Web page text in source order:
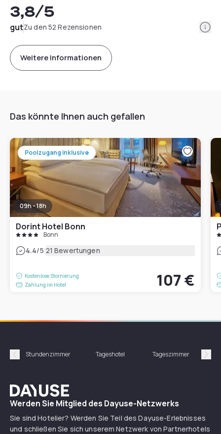
3,8/5
gutZu den 52 Rezensionen
Weitere Informationen
Das könnte Ihnen auch gefallen
Poolzugang inklusive
09h - 18h
Dorint Hotel Bonn
Bonn
4.4/5|21 Bewertungen
Kostenlose Stornierung
Zahlung im Hotel
107 €
Précédent
Stundenzimmer Tageshotel Tageszimmer
Dayuse
Werden Sie Mitglied des Dayuse-Netzwerks
Sie sind Hotelier? Werden Sie Teil des Dayuse-Erlebnisses
und schließen Sie sich unserem Netzwerk von Partnerhotels